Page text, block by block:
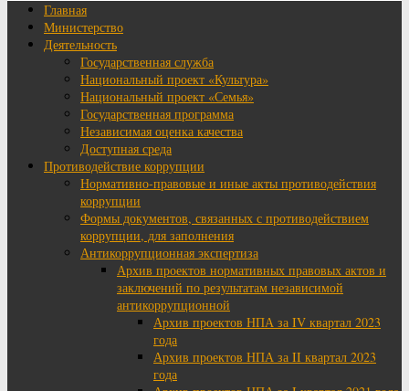
Главная
Министерство
Деятельность
Государственная служба
Национальный проект «Культура»
Национальный проект «Семья»
Государственная программа
Независимая оценка качества
Доступная среда
Противодействие коррупции
Нормативно-правовые и иные акты противодействия
коррупции
Формы документов, связанных с противодействием
коррупции, для заполнения
Антикоррупционная экспертиза
Архив проектов нормативных правовых актов и
заключений по результатам независимой
антикоррупционной
Архив проектов НПА за IV квартал 2023
года
Архив проектов НПА за II квартал 2023
года